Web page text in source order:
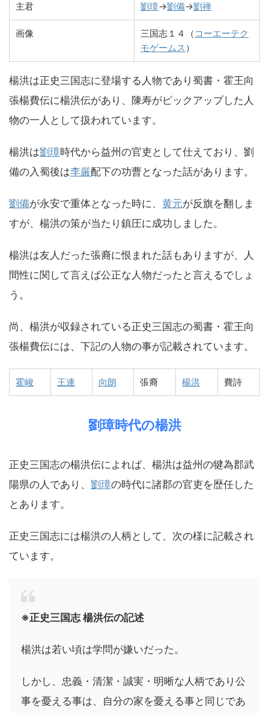
主君 劉璋→劉備→劉禅
画像 三国志１４（ コーエーテク
モゲームス ）
楊洪は正史三国志に登場する人物であり蜀書・霍王向
張楊費伝に楊洪伝があり、陳寿がピックアップした人
物の一人として扱われています。
楊洪は劉璋時代から益州の官吏として仕えており、劉
備の入蜀後は李厳配下の功曹となった話があります。
劉備が永安で重体となった時に、 黄元が反旗を翻しま
すが、楊洪の策が当たり鎮圧に成功しました。
楊洪は友人だった張裔に恨まれた話もありますが、人
間性に関して言えば公正な人物だったと言えるでしょ
う。
尚、楊洪が収録されている正史三国志の蜀書・霍王向
張楊費伝には、下記の人物の事が記載されています。
霍峻 王連 向朗 張裔 楊洪 費詩
劉璋時代の楊洪
正史三国志の楊洪伝によれば、楊洪は益州の犍為郡武
陽県の人であり、 劉璋の時代に諸郡の官吏を歴任した
とあります。
正史三国志には楊洪の人柄として、次の様に記載され
ています。
※正史三国志 楊洪伝の記述
楊洪は若い頃は学問が嫌いだった。
しかし、忠義・清潔・誠実・明晰な人柄であり公
事を憂える事は、自分の家を憂える事と同じであ